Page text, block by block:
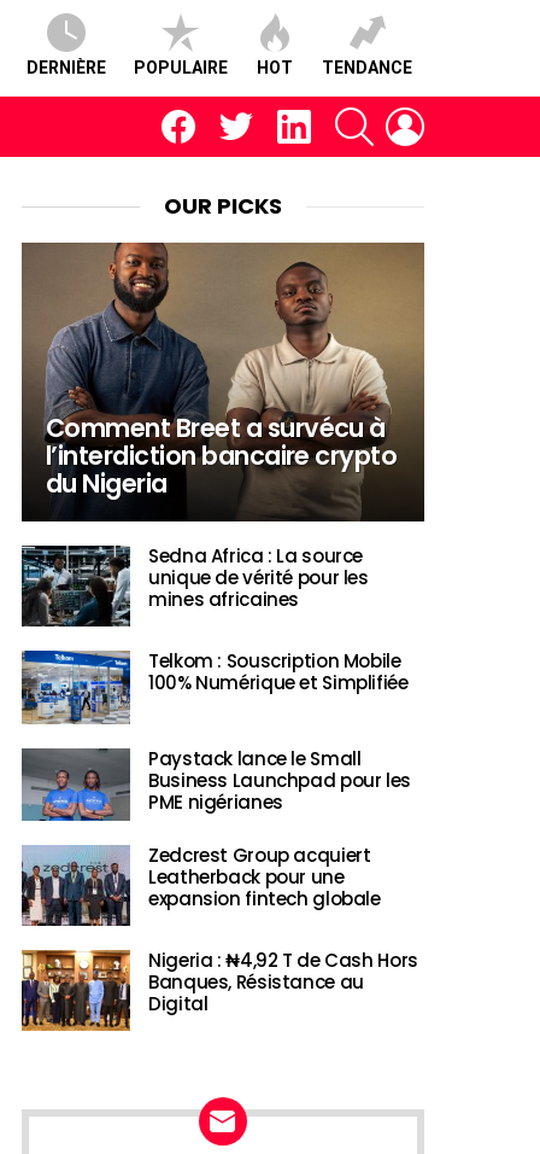
DERNIÈRE POPULAIRE HOT TENDANCE
facebooktwitter linkedin RECHERCHE
OUR PICKS
Comment Breet a survécu à
l’interdiction bancaire crypto
du Nigeria
Sedna Africa : La source
unique de vérité pour les
mines africaines
Telkom : Souscription Mobile
100% Numérique et Simplifiée
Paystack lance le Small
Business Launchpad pour les
PME nigérianes
Zedcrest Group acquiert
Leatherback pour une
expansion fintech globale
Nigeria : ₦4,92 T de Cash Hors
Banques, Résistance au
Digital